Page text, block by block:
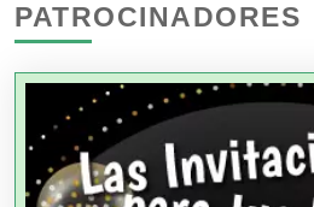
Agencias de Autos
Agencias de Cobranza
Agencias de Colocación
PATROCINADORES